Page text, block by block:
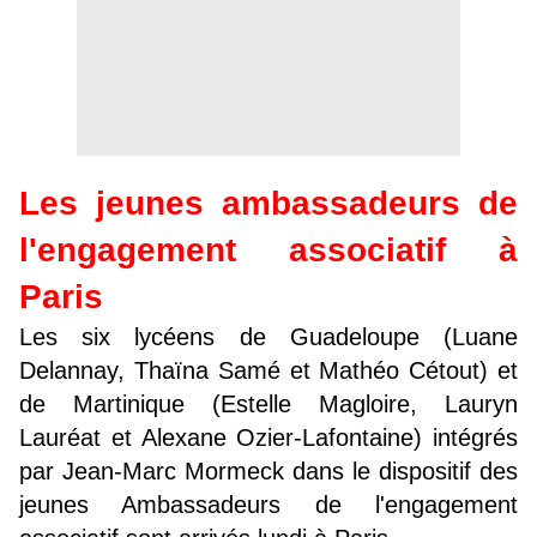
Les jeunes ambassadeurs de
l'engagement associatif à
Paris
Les six lycéens de Guadeloupe (Luane
Delannay, Thaïna Samé et Mathéo Cétout) et
de Martinique (Estelle Magloire, Lauryn
Lauréat et Alexane Ozier-Lafontaine) intégrés
par Jean-Marc Mormeck dans le dispositif des
jeunes Ambassadeurs de l'engagement